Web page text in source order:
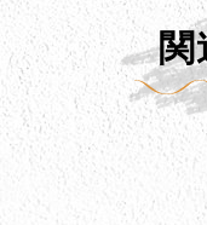
関